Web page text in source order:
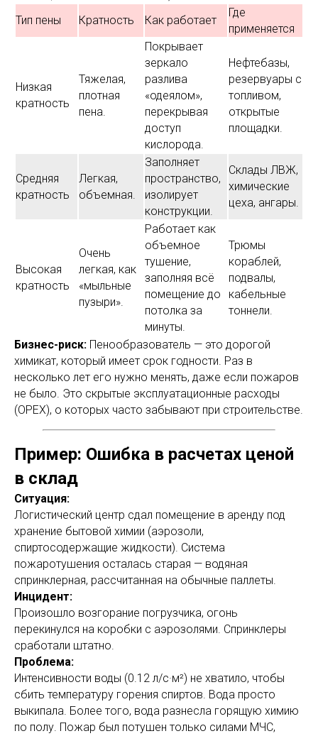
Тип пены
Кратность Как работает
Где
применяется
Низкая
кратность
Тяжелая,
плотная
пена.
Покрывает
зеркало
разлива
«одеялом»,
перекрывая
доступ
кислорода.
Нефтебазы,
резервуары с
топливом,
открытые
площадки.
Средняя
кратность
Легкая,
объемная.
Заполняет
пространство,
изолирует
конструкции.
Склады ЛВЖ,
химические
цеха, ангары.
Высокая
кратность
Очень
легкая, как
«мыльные
пузыри».
Работает как
объемное
тушение,
заполняя всё
помещение до
потолка за
минуты.
Трюмы
кораблей,
подвалы,
кабельные
тоннели.
Бизнес-риск: Пенообразователь — это дорогой
химикат, который имеет срок годности. Раз в
несколько лет его нужно менять, даже если пожаров
не было. Это скрытые эксплуатационные расходы
(OPEX), о которых часто забывают при строительстве.
Пример: Ошибка в расчетах ценой
в склад
Ситуация:
Логистический центр сдал помещение в аренду под
хранение бытовой химии (аэрозоли,
спиртосодержащие жидкости). Система
пожаротушения осталась старая — водяная
спринклерная, рассчитанная на обычные паллеты.
Инцидент:
Произошло возгорание погрузчика, огонь
перекинулся на коробки с аэрозолями. Спринклеры
сработали штатно.
Проблема:
Интенсивности воды (0.12 л/с·м²) не хватило, чтобы
сбить температуру горения спиртов. Вода просто
выкипала. Более того, вода разнесла горящую химию
по полу. Пожар был потушен только силами МЧС,